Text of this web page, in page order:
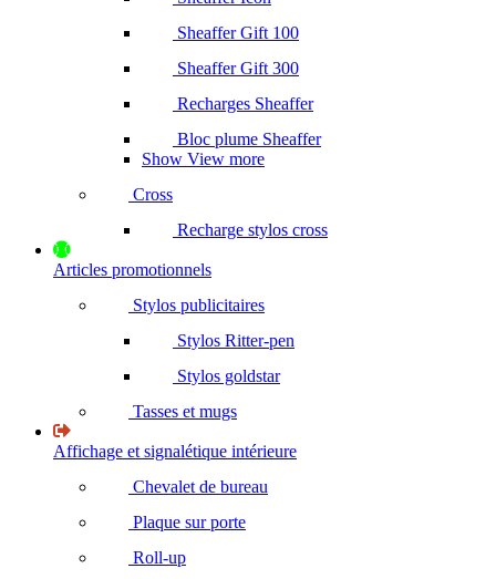
Sheaffer Gift 100
Sheaffer Gift 300
Recharges Sheaffer
Bloc plume Sheaffer
Show View more
Cross
Recharge stylos cross
Articles promotionnels
Stylos publicitaires
Stylos Ritter-pen
Stylos goldstar
Tasses et mugs
Affichage et signalétique intérieure
Chevalet de bureau
Plaque sur porte
Roll-up